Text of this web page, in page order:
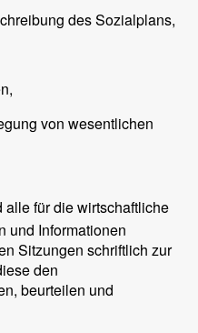
des Sozialplans,
von wesentlichen
alle für die wirtschaftliche
und Informationen
Sitzungen schriftlich zur
den
beurteilen und